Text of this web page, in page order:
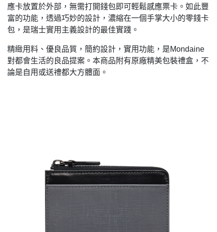
應卡放置於外部，無需打開錢包即可輕鬆感應票卡。如此豐
富的功能，透過巧妙的設計，濃縮在一個手掌大小的零錢卡
包，是瑞士實用主義設計的最佳實踐。
精緻用料、優良品質，簡約設計，實用功能，是Mondaine
對都會生活的良品提案。本商品附有原廠精美包裝禮盒，不
論是自用或送禮都大方體面。